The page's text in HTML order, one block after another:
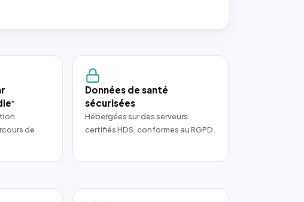
*
de
Données de santé
sécurisées
Hébergées sur des serveurs
certifiés HDS, conformes au RGPD.